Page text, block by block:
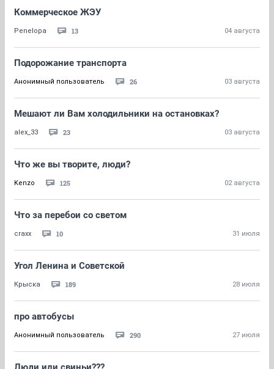
Коммерческое ЖЭУ
Penelopa 13 04 августа
Подорожание транспорта
Анонимный пользователь 26 03 августа
Мешают ли Вам холодильники на остановках?
alex_33 23 03 августа
Что же вы творите, люди?
Kenzo 125 02 августа
Что за перебои со светом
craxx 10 31 июля
Угол Ленина и Советской
Крыска 189 28 июля
про автобусы
Анонимный пользователь 290 27 июля